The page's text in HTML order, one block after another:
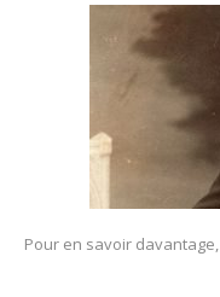
Pour en savoir davantage,